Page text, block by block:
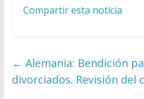
Compartir esta noticia
← Alemania: Bendición
divorciados. Revisión del